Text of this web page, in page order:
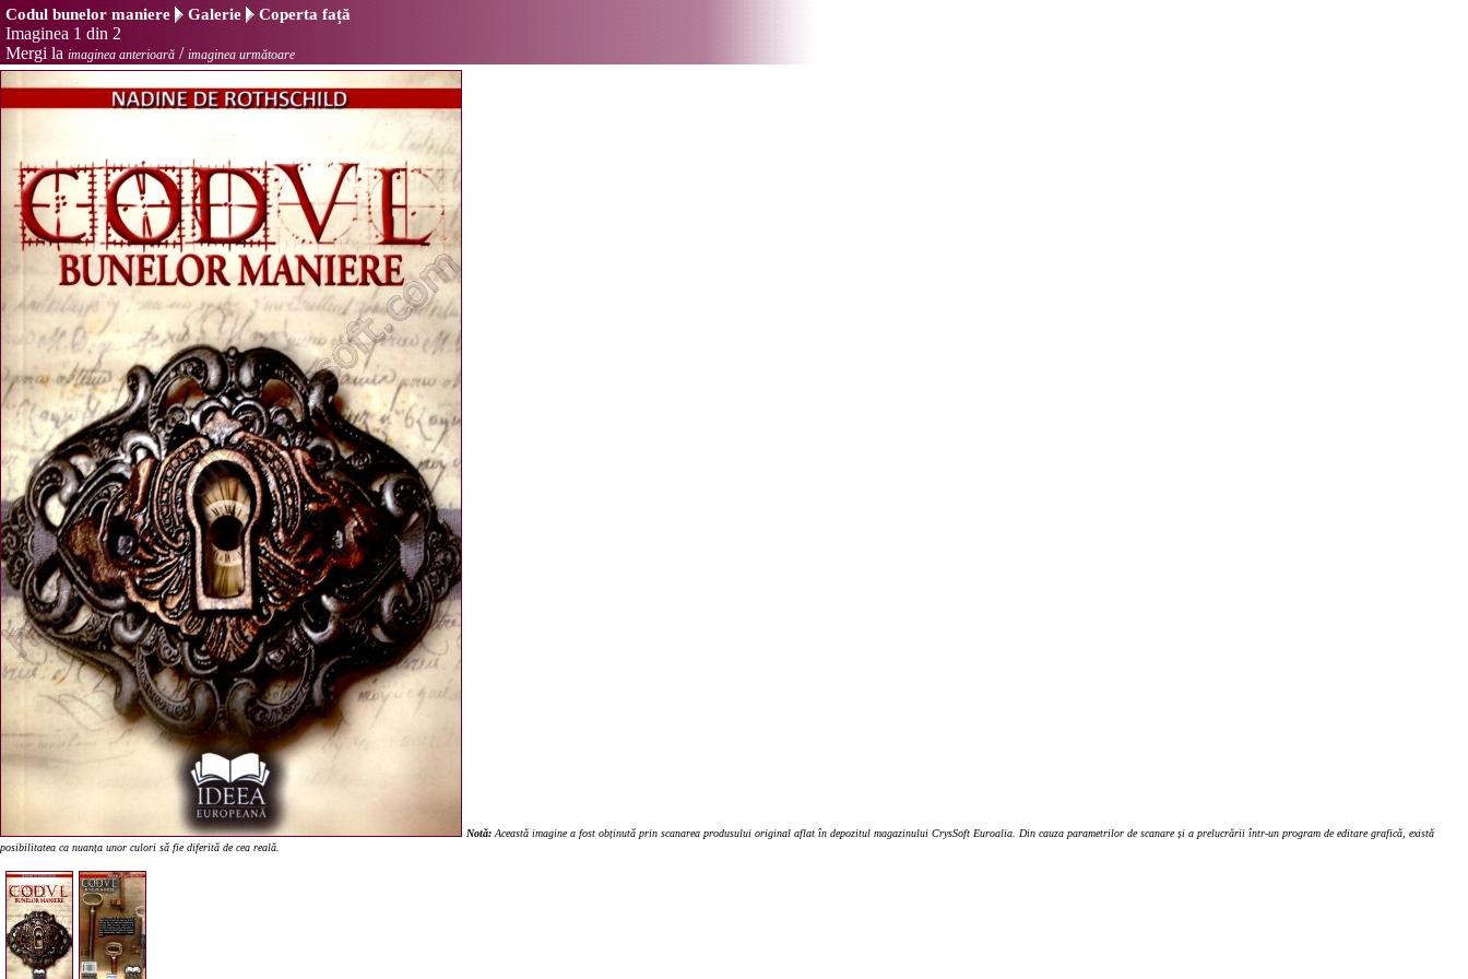
Codul bunelor maniere Galerie Coperta față
Imaginea 1 din 2
Mergi la imaginea anterioară / imaginea următoare
Notă: Această imagine a fost obținută prin scanarea produsului original aflat în depozitul magazinului CrysSoft Euroalia. Din cauza parametrilor de scanare și a prelucrării într-un program de editare grafică, există
posibilitatea ca nuanța unor culori să fie diferită de cea reală.